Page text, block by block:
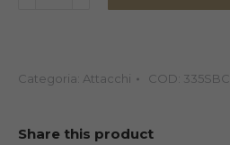
quantità
Categoria: Attacchi COD: 335SBC
Share this product